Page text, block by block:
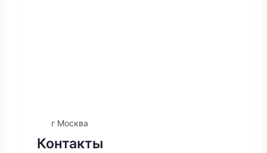
г Москва
Контакты